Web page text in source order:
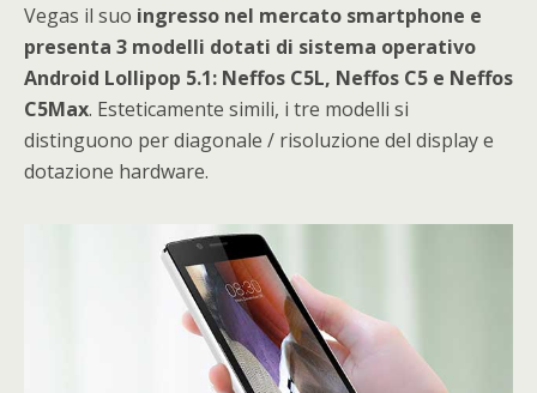
Vegas il suo ingresso nel mercato smartphone e
presenta 3 modelli dotati di sistema operativo
Android Lollipop 5.1: Neffos C5L, Neffos C5 e Neffos
C5Max. Esteticamente simili, i tre modelli si
distinguono per diagonale / risoluzione del display e
dotazione hardware.